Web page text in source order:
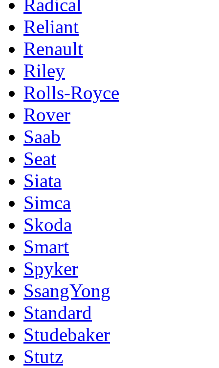
Radical
Reliant
Renault
Riley
Rolls-Royce
Rover
Saab
Seat
Siata
Simca
Skoda
Smart
Spyker
SsangYong
Standard
Studebaker
Stutz